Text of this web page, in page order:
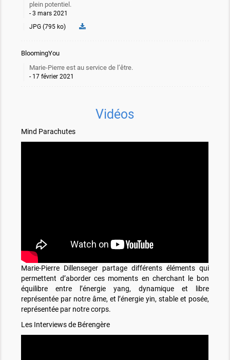
plein potentiel.
3 mars 2021
JPG (795 ko)
BloomingYou
Marie-Pierre est au service de l’être.
17 février 2021
Vidéos
Mind Parachutes
Marie-Pierre Dillenseger partage différents éléments qui
permettent d’aborder ces moments en cherchant le bon
équilibre entre l’énergie yang, dynamique et libre
représentée par notre âme, et l’énergie yin, stable et posée,
représentée par notre corps.
Les Interviews de Bérengère